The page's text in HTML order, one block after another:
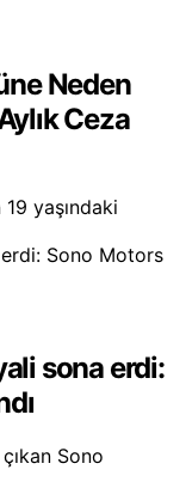
Neden
Ceza
yaşındaki
sona erdi:
Sono